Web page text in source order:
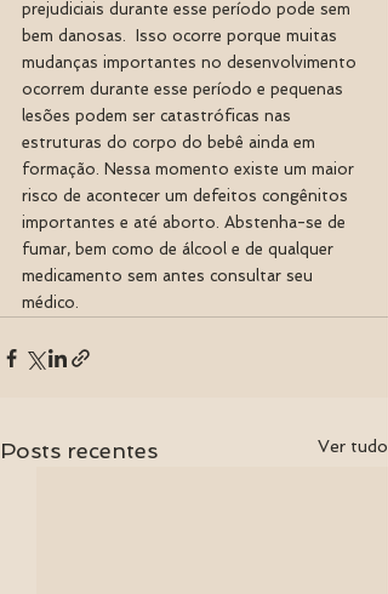
prejudiciais durante esse período pode sem
bem danosas.  Isso ocorre porque muitas
mudanças importantes no desenvolvimento
ocorrem durante esse período e pequenas
lesões podem ser catastróficas nas
estruturas do corpo do bebê ainda em
formação. Nessa momento existe um maior
risco de acontecer um defeitos congênitos
importantes e até aborto. Abstenha-se de
fumar, bem como de álcool e de qualquer
medicamento sem antes consultar seu
médico.
Posts recentes Ver tudo